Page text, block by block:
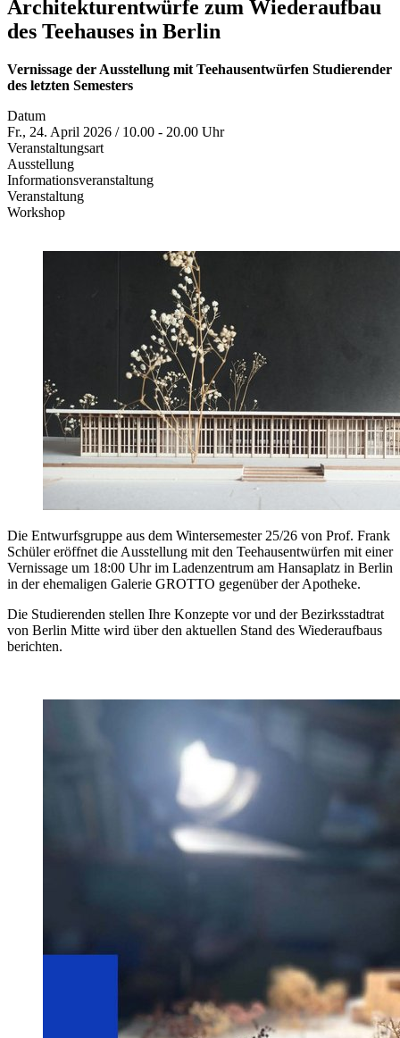
Architekturentwürfe zum Wiederaufbau
des Teehauses in Berlin
Vernissage der Ausstellung mit Teehausentwürfen Studierender
des letzten Semesters
Datum
Fr., 24. April 2026 / 10.00 - 20.00 Uhr
Veranstaltungsart
Ausstellung
Informationsveranstaltung
Veranstaltung
Workshop
Die Entwurfsgruppe aus dem Wintersemester 25/26 von Prof. Frank
Schüler eröffnet die Ausstellung mit den Teehausentwürfen mit einer
Vernissage um 18:00 Uhr im Ladenzentrum am Hansaplatz in Berlin
in der ehemaligen Galerie GROTTO gegenüber der Apotheke.
Die Studierenden stellen Ihre Konzepte vor und der Bezirksstadtrat
von Berlin Mitte wird über den aktuellen Stand des Wiederaufbaus
berichten.